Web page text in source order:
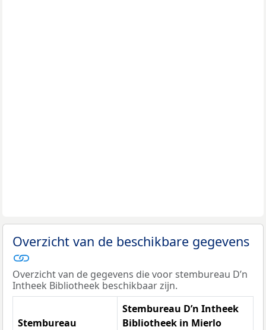
Overzicht van de beschikbare gegevens
Overzicht van de gegevens die voor stembureau D’n
Intheek Bibliotheek beschikbaar zijn.
Stembureau
Stembureau D’n Intheek
Bibliotheek in Mierlo